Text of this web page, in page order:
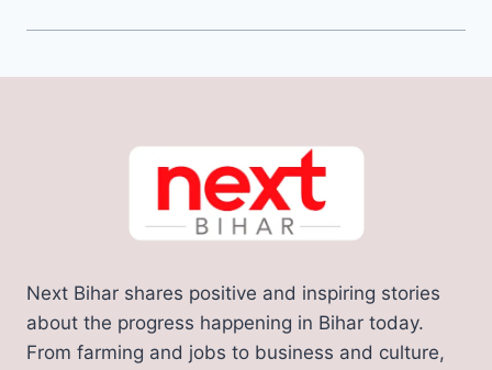
Next Bihar shares positive and inspiring stories
about the progress happening in Bihar today.
From farming and jobs to business and culture,